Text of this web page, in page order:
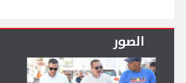
الصور